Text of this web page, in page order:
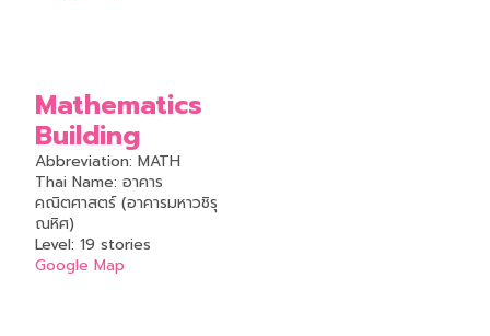
Mathematics
Building
Abbreviation: MATH
Thai Name: อาคาร
คณิตศาสตร์ (อาคารมหาวชิรุ
ณหิศ)
Level: 19 stories
Google Map